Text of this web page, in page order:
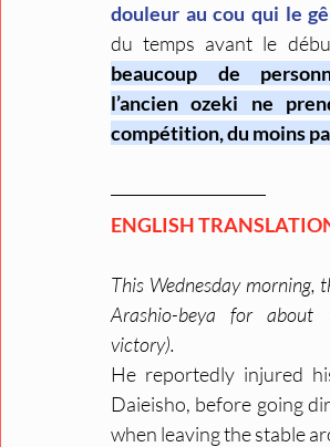
douleur au cou qui le
du temps avant le
beaucoup de
l’ancien ozeki ne
compétition, du moins
ENGLISH
This Wednesday morning,
Arashio-beya for
victory).
He reportedly injured
Daieisho, before going
when leaving the stable